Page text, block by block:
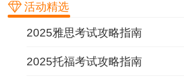
活动精选
2025雅思考试攻略指南
2025托福考试攻略指南